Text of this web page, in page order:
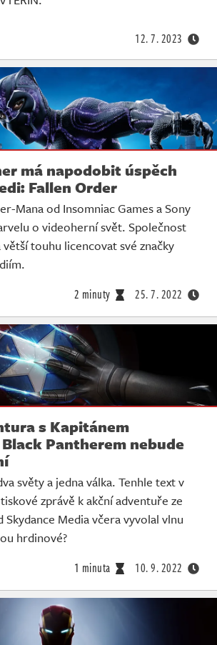
12. 7. 2023
má napodobit úspěch
Fallen Order
Mana od Insomniac Games a Sony
o videoherní svět. Společnost
větší touhu licencovat své značky
2 minuty 25. 7. 2022
s Kapitánem
Pantherem nebude
světy a jedna válka. Tenhle text v
zprávě k akční adventuře ze
Skydance Media včera vyvolal vlnu
hrdinové?
1 minuta 10. 9. 2022